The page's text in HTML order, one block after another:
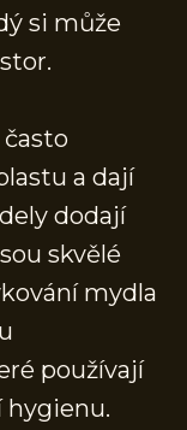
si může
a dají
dodají
skvělé
mydla
používají
hygienu.